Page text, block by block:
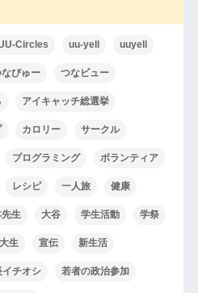
Circles uu-yell uuyell
びゅー つなビュー
アイキャッチ総選挙
カロリー サークル
プログラミング ボランティア
レシピ 一人旅 健康
生 大谷 学生活動 学祭
生 宣伝 新生活
イチオシ 若者の政治参加